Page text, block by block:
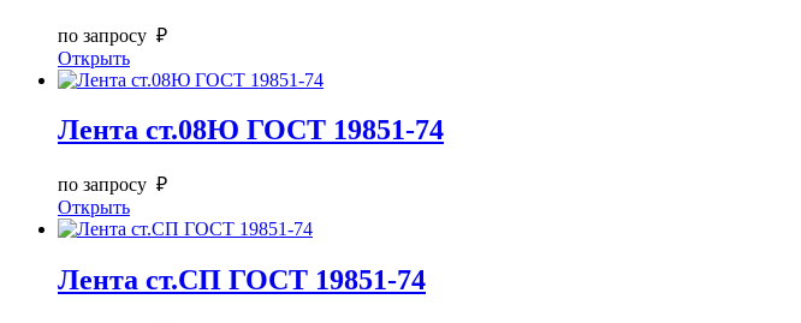
по запросу ₽
Открыть
Лента ст.08Ю ГОСТ 19851-74
по запросу ₽
Открыть
Лента ст.СП ГОСТ 19851-74